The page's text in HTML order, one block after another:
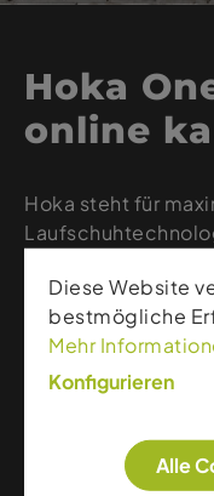
Hoka
online
Hoka steht für
Materialien,
dynamische
effizientes
Straße oder Alltag
Geschwindigkeit
Technologie
Diese Website
bestmögliche
Mehr
Konfigurieren
Alle